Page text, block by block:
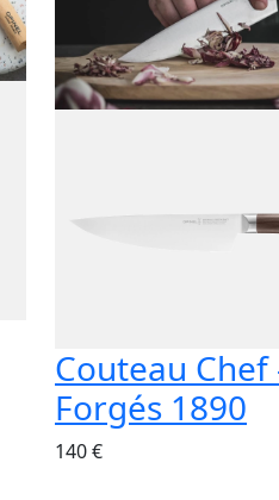
Couteau Chef
Forgés 1890
140 €